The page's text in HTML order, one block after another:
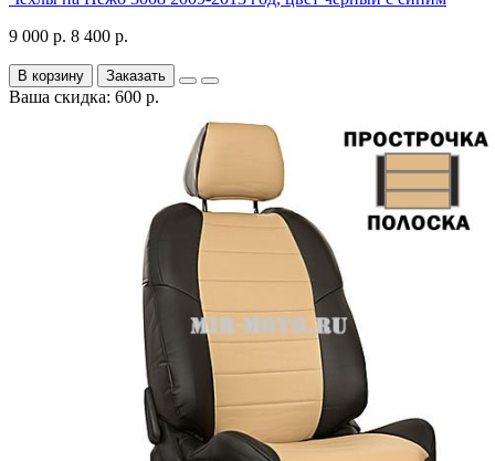
9 000 р. 8 400 р.
В корзину Заказать
Ваша скидка: 600 р.